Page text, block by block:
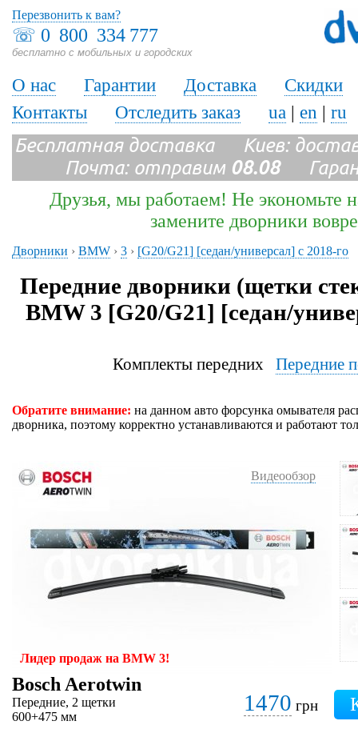
☏ 0 800 334 777
бесплатно с мобильных и городских
Перезвонить к вам?
О нас Гарантии Доставка
Скидки
Контакты
Отследить заказ ua | en | ru
Бесплатная доставка Киев:
Почта: отправим 08.08
Друзья, мы работаем! Не экономьте
замените дворники
Дворники › BMW › 3 › [G20/G21] [седан/универсал] с 2018-го
Передние дворники (щетки
BMW 3 [G20/G21] [седан/
Комплекты передних Передние
Обратите внимание: на данном авто форсунка омывателя
дворника, поэтому корректно устанавливаются и работают
Видеообзор
Лидер продаж на BMW 3!
Bosch Aerotwin
Передние, 2 щетки
600+475 мм
1470 грн